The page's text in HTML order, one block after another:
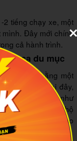
2 tiếng chạy xe, một
mình. Đây mới chính
cả hành trình.
ca du mục
đón mình bằng một
chân trời. Tại đây,
ngựa bắn cung như
người dắt ngựa hộ
nguyên thốc vào
tự tại kinh khủng.